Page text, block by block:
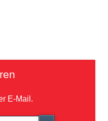
E-Mail.